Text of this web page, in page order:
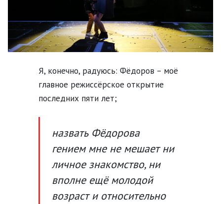
Я, конечно, радуюсь: Фёдоров – моё
главное режиссёрское открытие
последних пяти лет;
назвать Фёдорова
гением мне не мешает ни
личное знакомство, ни
вполне ещё молодой
возраст и относительно